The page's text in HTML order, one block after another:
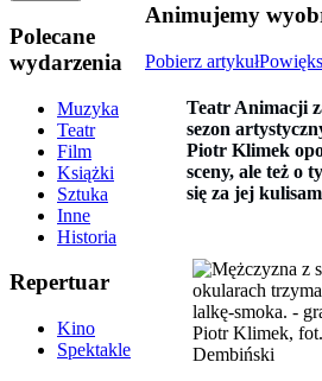
Polecane
wydarzenia
Muzyka
Teatr
Film
Książki
Sztuka
Inne
Historia
Repertuar
Kino
Spektakle
Animujemy
Pobierz artykuł
Teatr Animacji
sezon
Piotr Klimek
sceny, ale też o
się za jej
Piotr Klimek,
Dembiński